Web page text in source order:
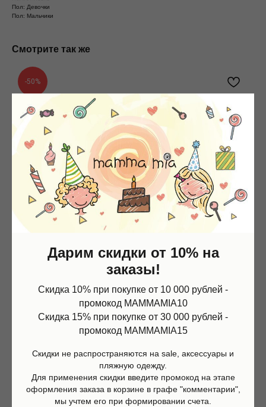
Пол: Девочки
Пол: Мальчики
Смотрите так же
-50%
Дарим скидки от 10% на
заказы!
Скидка 10% при покупке от 10 000 рублей -
промокод MAMMAMIA10
Скидка 15% при покупке от 30 000 рублей -
промокод MAMMAMIA15
Скидки не распространяются на sale, аксессуары и
пляжную одежду.
Для применения скидки введите промокод на этапе
оформления заказа в корзине в графе "комментарии",
мы учтем его при формировании счета.